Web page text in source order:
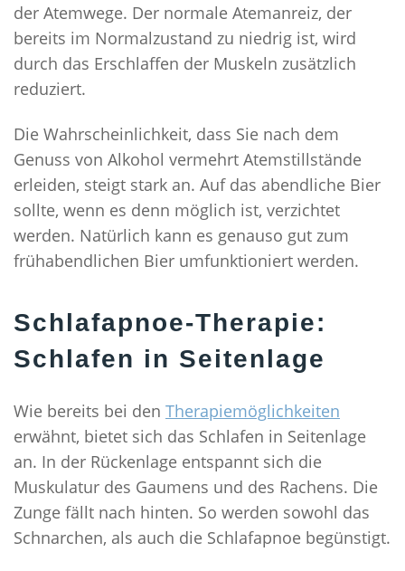
der Atemwege. Der normale Atemanreiz, der
bereits im Normalzustand zu niedrig ist, wird
durch das Erschlaffen der Muskeln zusätzlich
reduziert.
Die Wahrscheinlichkeit, dass Sie nach dem
Genuss von Alkohol vermehrt Atemstillstände
erleiden, steigt stark an. Auf das abendliche Bier
sollte, wenn es denn möglich ist, verzichtet
werden. Natürlich kann es genauso gut zum
frühabendlichen Bier umfunktioniert werden.
Schlafapnoe-Therapie:
Schlafen in Seitenlage
Wie bereits bei den Therapiemöglichkeiten
erwähnt, bietet sich das Schlafen in Seitenlage
an. In der Rückenlage entspannt sich die
Muskulatur des Gaumens und des Rachens. Die
Zunge fällt nach hinten. So werden sowohl das
Schnarchen, als auch die Schlafapnoe begünstigt.